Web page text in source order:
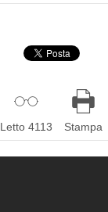
Letto 4113 Stampa